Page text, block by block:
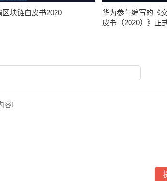
区块链白皮书2020
华为参与编写的《
皮书（2020）》正